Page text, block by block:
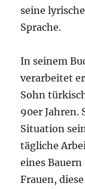
seine
Sprache.
In seinem
verarbeitet
Sohn
90er Jahren.
Situation
tägliche
eines
Frauen,